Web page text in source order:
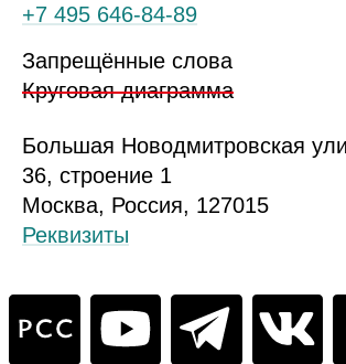
+7 495 646‑84‑89
Запрещённые слова
Круговая диаграмма
Большая Новодмитровская ул
36, строение 1
Москва, Россия, 127015
Реквизиты